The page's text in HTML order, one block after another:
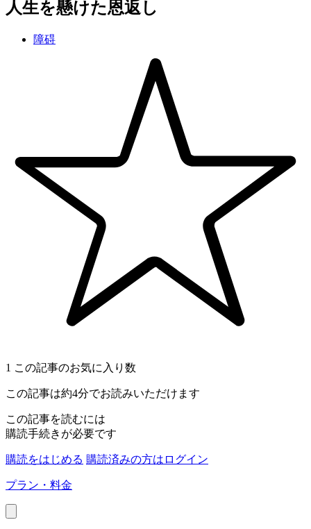
人生を懸けた恩返し
障碍
1 この記事のお気に入り数
この記事は約4分でお読みいただけます
この記事を読むには
購読手続きが必要です
購読をはじめる 購読済みの方はログイン
プラン・料金